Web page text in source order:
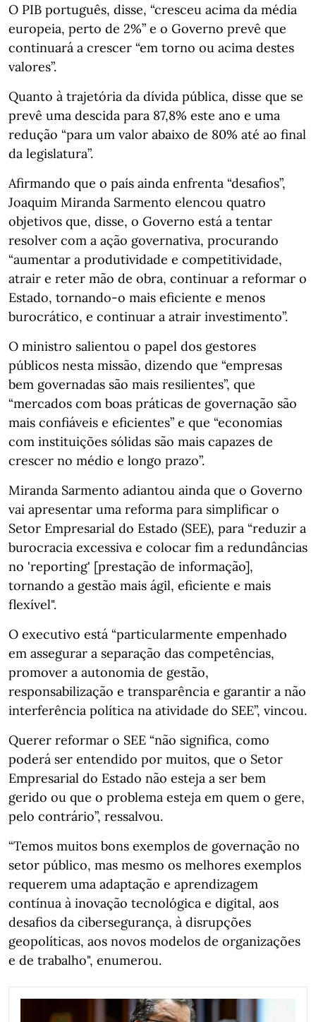
O PIB português, disse, “cresceu acima da média
europeia, perto de 2%” e o Governo prevê que
continuará a crescer “em torno ou acima destes
valores”.
Quanto à trajetória da dívida pública, disse que se
prevê uma descida para 87,8% este ano e uma
redução “para um valor abaixo de 80% até ao final
da legislatura”.
Afirmando que o país ainda enfrenta “desafios”,
Joaquim Miranda Sarmento elencou quatro
objetivos que, disse, o Governo está a tentar
resolver com a ação governativa, procurando
“aumentar a produtividade e competitividade,
atrair e reter mão de obra, continuar a reformar o
Estado, tornando-o mais eficiente e menos
burocrático, e continuar a atrair investimento”.
O ministro salientou o papel dos gestores
públicos nesta missão, dizendo que “empresas
bem governadas são mais resilientes”, que
“mercados com boas práticas de governação são
mais confiáveis e eficientes” e que “economias
com instituições sólidas são mais capazes de
crescer no médio e longo prazo”.
Miranda Sarmento adiantou ainda que o Governo
vai apresentar uma reforma para simplificar o
Setor Empresarial do Estado (SEE), para “reduzir a
burocracia excessiva e colocar fim a redundâncias
no 'reporting' [prestação de informação],
tornando a gestão mais ágil, eficiente e mais
flexível".
O executivo está “particularmente empenhado
em assegurar a separação das competências,
promover a autonomia de gestão,
responsabilização e transparência e garantir a não
interferência política na atividade do SEE”, vincou.
Querer reformar o SEE “não significa, como
poderá ser entendido por muitos, que o Setor
Empresarial do Estado não esteja a ser bem
gerido ou que o problema esteja em quem o gere,
pelo contrário”, ressalvou.
“Temos muitos bons exemplos de governação no
setor público, mas mesmo os melhores exemplos
requerem uma adaptação e aprendizagem
contínua à inovação tecnológica e digital, aos
desafios da cibersegurança, à disrupções
geopolíticas, aos novos modelos de organizações
e de trabalho", enumerou.